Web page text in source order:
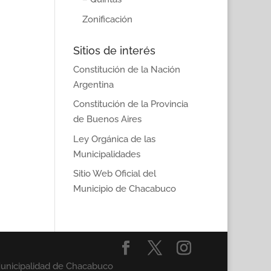
Zonificación
Sitios de interés
Constitución de la Nación
Argentina
Constitución de la Provincia
de Buenos Aires
Ley Orgánica de las
Municipalidades
Sitio Web Oficial del
Municipio de Chacabuco
de Chacabuco